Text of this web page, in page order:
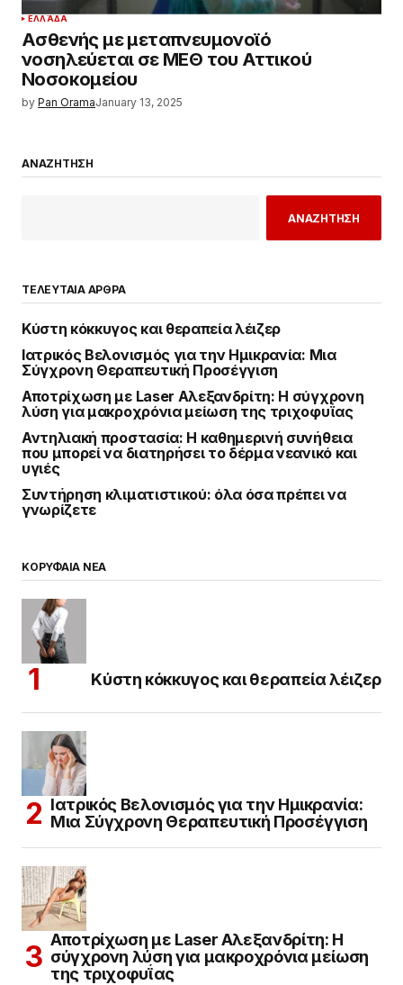
ΕΛΛΆΔΑ
Ασθενής με μεταπνευμονοϊό
νοσηλεύεται σε ΜΕΘ του Αττικού
Νοσοκομείου
by Pan OramaJanuary 13, 2025
ΑΝΑΖΗΤΗΣΗ
ΑΝΑΖΗΤΗΣΗ
ΤΕΛΕΥΤΑΙΑ ΑΡΘΡΑ
Κύστη κόκκυγος και θεραπεία λέιζερ
Ιατρικός Βελονισμός για την Ημικρανία: Μια
Σύγχρονη Θεραπευτική Προσέγγιση
Αποτρίχωση με Laser Αλεξανδρίτη: Η σύγχρονη
λύση για μακροχρόνια μείωση της τριχοφυΐας
Αντηλιακή προστασία: Η καθημερινή συνήθεια
που μπορεί να διατηρήσει το δέρμα νεανικό και
υγιές
Συντήρηση κλιματιστικού: όλα όσα πρέπει να
γνωρίζετε
ΚΟΡΥΦΑΙΑ ΝΕΑ
Κύστη κόκκυγος και θεραπεία λέιζερ
Ιατρικός Βελονισμός για την Ημικρανία:
Μια Σύγχρονη Θεραπευτική Προσέγγιση
Αποτρίχωση με Laser Αλεξανδρίτη: Η
σύγχρονη λύση για μακροχρόνια μείωση
της τριχοφυΐας